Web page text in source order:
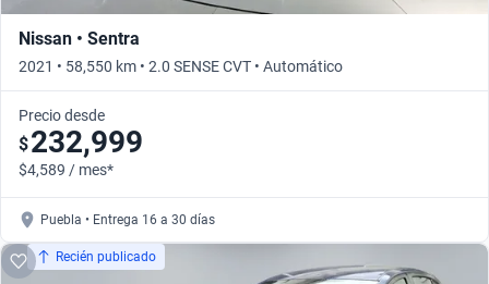
Nissan • Sentra
2021 • 58,550 km • 2.0 SENSE CVT • Automático
Precio desde
$232,999
$4,589 / mes*
Puebla • Entrega 16 a 30 días
Recién publicado